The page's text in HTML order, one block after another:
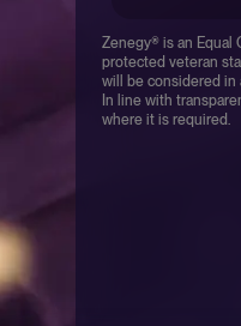
Zenegy® is an Equal
protected veteran
will be considered in
In line with
where it is required.